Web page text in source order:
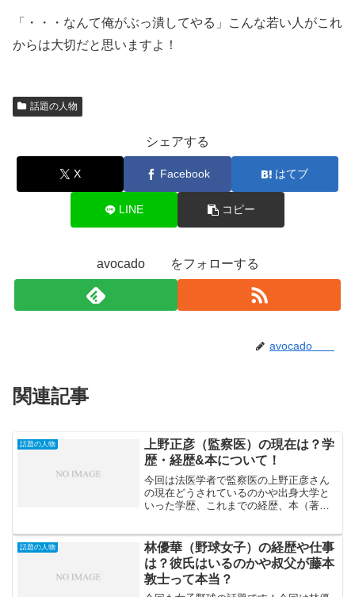
「・・・なんて俺がぶっ潰してやる」こんな若い人がこれ
からは大切だと思いますよ！
話題の人物
シェアする
X Facebook はてブ
LINE コピー
avocado をフォローする
avocado
関連記事
話題の人物
上野正彦（監察医）の現在は？学
歴・経歴&本について！
今回は法医学者で監察医の上野正彦さん
の現在どうされているのかや出身大学と
いった学歴、これまでの経歴、本（著
と来ない方でもテレビ等で見たことがあ
るという人は多いと思いますの...
話題の人物
林優華（野球女子）の経歴や仕事
は？彼氏はいるのかや叔父が藤本
敦士って本当？